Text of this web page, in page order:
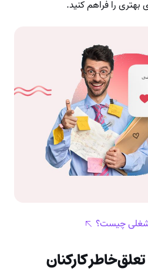
بهتری را فراهم کنید.
شغلی چیست؟
کارکنان